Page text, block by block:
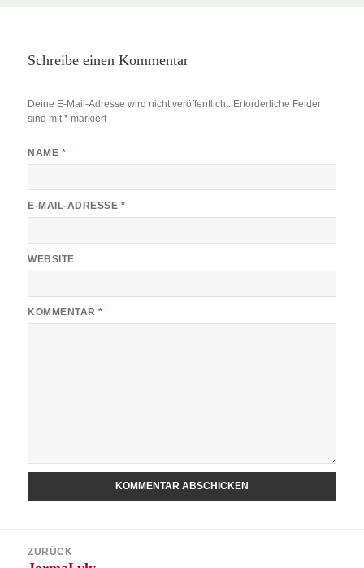
Schreibe einen Kommentar
Deine E-Mail-Adresse wird nicht veröffentlicht. Erforderliche Felder
sind mit* markiert
NAME *
E-MAIL-ADRESSE *
WEBSITE
KOMMENTAR*
Beitragsnavigation
ZURÜCK